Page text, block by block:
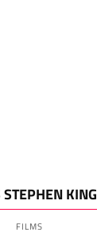
KING
FILMS